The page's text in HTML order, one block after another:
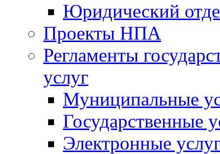
Юридический
Проекты НПА
Регламенты
услуг
Муниципальные
Государственные
Электронные